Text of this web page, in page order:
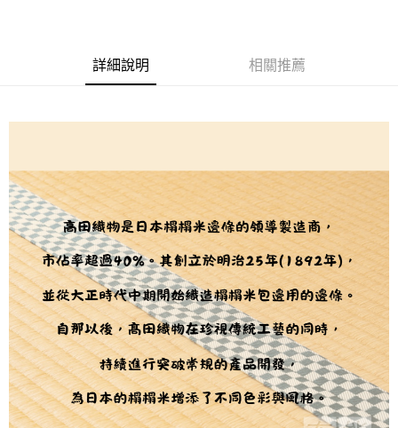
2.基於同意付款使用「大哥付你分期」之契約關係目的，商店將以您的個人
資料（包含姓名、電話或地址）提供予台灣大哥大進項蒐集、處理及利用，
由本公司與您本人進行分期帳單所需資料之確認、核對及更正。
※ 交易是否成功請以「AFTEE先享後付 」之結帳頁面顯示為準，若有關於
權轉讓予恩沛科技股份有限公司。
２．關於個人資料處理事宜，請瀏覽以下網址：
https://aftee.tw/terms/#terms3
３．未成年的使用者請事先徵得法定代理人或監護人之同意方可使用
「AFTEE先享後付」，若未經同意申辦者引起之損失，本公司不負相關責
任。
４．使用「AFTEE先享後付」時，將依據個別帳號之用戶狀況，依本公司即
時審查核予不同之上限額度；若仍有額度不足之情形，本公司將視審查結果
請求用戶進行身份認證。
５．嚴禁一人註冊多個帳號或使用他人資訊註冊。若發現惡意使用之情形，
恩沛科技股份有限公司將有權停止該用戶之使用額度並採取法律行動。
詳細說明 相關推薦